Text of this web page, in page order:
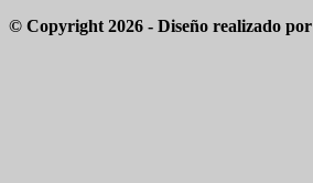
© Copyright 2026 - Diseño realizado por